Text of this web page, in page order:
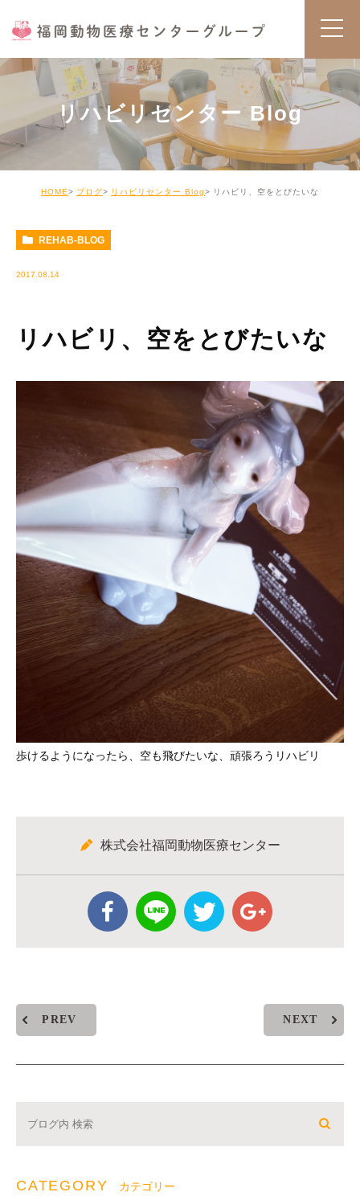
リハビリセンター Blog
HOME ブログ リハビリセンター Blog リハビリ、空をとびたいな
REHAB-BLOG
2017.08.14
リハビリ、空をとびたいな
歩けるようになったら、空も飛びたいな、頑張ろうリハビリ
株式会社福岡動物医療センター
PREV NEXT
CATEGORY カテゴリー